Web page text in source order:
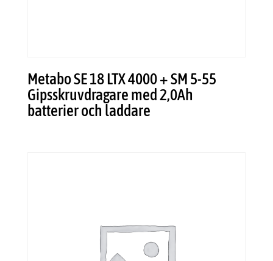
Metabo SE 18 LTX 4000 + SM 5-55
Gipsskruvdragare med 2,0Ah
batterier och laddare